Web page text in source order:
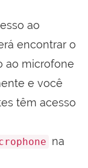
ao
encontrar o
ao microfone
e você
têm acesso
na